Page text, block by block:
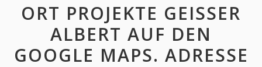
ORT PROJEKTE GEISSER
ALBERT AUF DEN
GOOGLE MAPS. ADRESSE